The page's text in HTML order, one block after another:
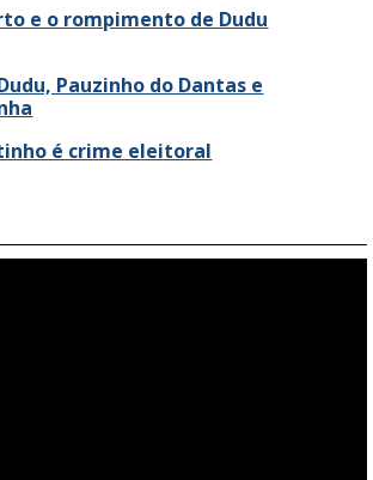
e o rompimento de Dudu
Pauzinho do Dantas e
é crime eleitoral